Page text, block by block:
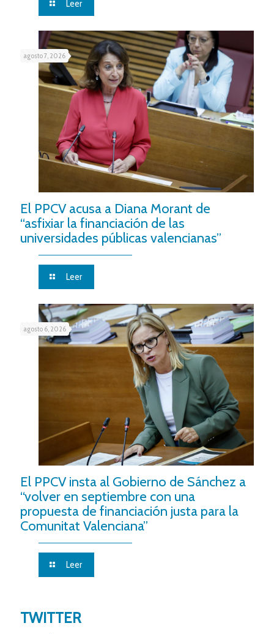
Leer
agosto 7, 2026
El PPCV acusa a Diana Morant de
“asfixiar la financiación de las
universidades públicas valencianas”
Leer
agosto 6, 2026
El PPCV insta al Gobierno de Sánchez a
“volver en septiembre con una
propuesta de financiación justa para la
Comunitat Valenciana”
Leer
TWITTER